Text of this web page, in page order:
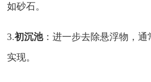
如砂石。
3.初沉池：进一步去除悬浮物，通
实现。